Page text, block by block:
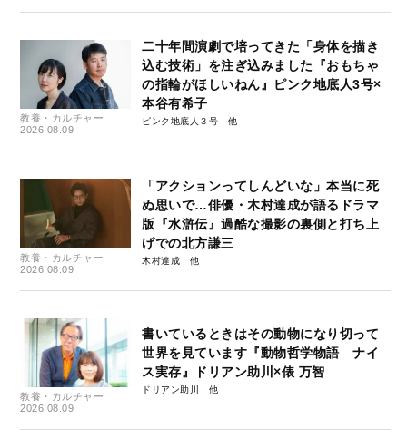
教養・カルチャー
2026.08.09
二十年間演劇で培ってきた「身体を描き
込む技術」を注ぎ込みました『おもちゃ
の指輪がほしいねん』ピンク地底人3号×
本谷有希子
ピンク地底人３号
教養・カルチャー
2026.08.09
「アクションってしんどいな」本当に死
ぬ思いで…俳優・木村達成が語るドラマ
版『水滸伝』過酷な撮影の裏側と打ち上
げでの北方謙三
木村達成
教養・カルチャー
2026.08.09
書いているときはその動物になり切って
世界を見ています『動物哲学物語 ナイ
ス実存』ドリアン助川×俵 万智
ドリアン助川